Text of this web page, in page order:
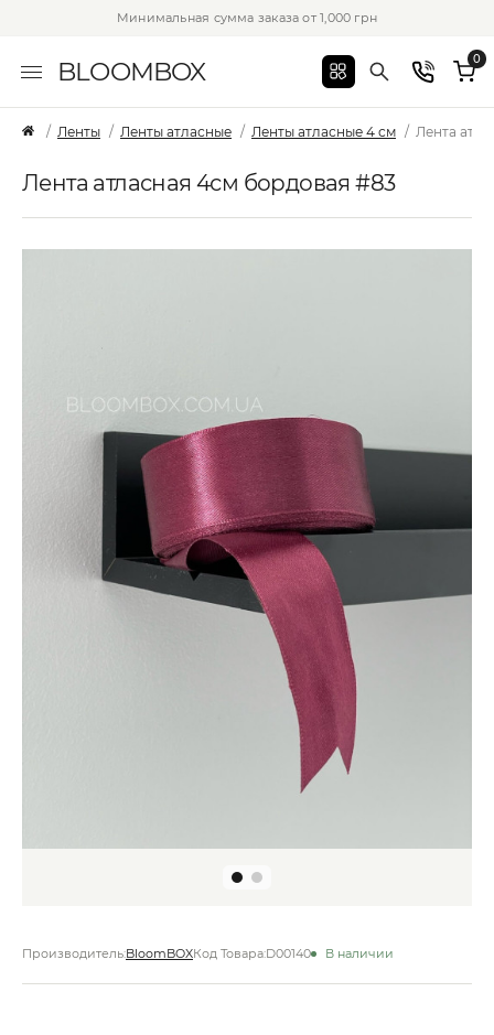
Минимальная сумма заказа от 1,000 грн
BLOOMBOX 0
Ленты Ленты атласные Ленты атласные 4 см Лента
Лента атласная 4см бордовая #83
Производитель:BloomBOXКод Товара:D00140 В наличии